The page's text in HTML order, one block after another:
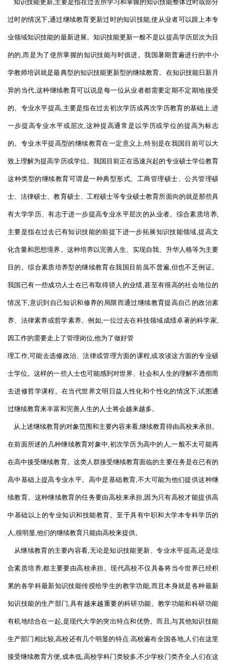
知识技能更新,主要是指在过去所学习和掌握的知识技能整体过时或部分
过时的情况下,通过继续教育更新过时的知识技能,使从业者可以跟上本专
业领域知识技能的最新进展。知识技能更新一般不是以提高学历层次为目
的的,而是为了使所掌握的知识技能与时俱进。我国暑期普遍进行的中小
学教师培训就是最典型的知识技能更新型的继续教育。在知识技能日新月
异的当代,这种继续教育可以说是每一位从业者都需要定期不定期地接受
的。专业水平提高,主要是指在过去初次学历或再次学历教育的基础上,进
一步提高专业水平或层次,这种提高通常是以学历或学位的提高为标志
的。专业水平提高型的继续教育在一定意义上,特别是在我国目前可以大
致上理解为提高学历或学位。我国目前正在迅速兴起的专业硕士学位教育
这种类型的继续教育可谓是一种典型形式。工商管理硕士、公共管理硕
士、法律硕士、教育硕士、工程硕士等专业硕士教育所面向的就是那些具
有大学学历、有志于进一步提高专业水平层次的从业者。综合素质培养,
主要是指在过去已有知识技能的前提下进一步拓展知识技能领域,提高文
化含量和思想境界。这种培养以完善人生、实现自我、升华人格等为主要
目的。综合素质培养型的继续教育在我国目前虽不普遍,但也不乏例证。
我国已有一些成功人士在已有取得骄人的业绩,甚至有很高的社会地位的
情况下,意识到自己知识和修养的局限而通过继续教育提高自己的政治素
养、法律素养或哲学素养。例如,一位过去在科技领域成绩卓著的科学家,
因工作的需要走上了管理岗位,他为了做好管
理工作,可能去选修政治、法律或管理方面的课程,或攻读这方面的专业硕
士学位。这样的一些人士也可能感到对世界、社会和人生的理解不透彻而
去进修哲学课程。在当代世界文明日益人性化和个性化的情况下,试图通
过继续教育来丰富和完善人生的人士将会越来越多。
从上述继续教育的对象范围和主要内容来看,继续教育得由高校来承担。
在前面所述的几种继续教育对象中,初次学历为高中的人,一般不太可能再
在高中接受继续教育。这类人群接受继续教育面临的主要任务是在已有的
高中基础上提高专业水平。高中是基础教育,不大可能为他们提供这种继
续教育。这种继续教育的任务要由高校来承担,因为只有高校才能提供高
中基础以上的专业知识和技能教育。至于具有中职和大学本专科学历的
人,很明显,他们的继续教育只能由高校来提供。
从继续教育的主要内容看,无论是知识技能更新、专业水平提高,还是综
合素质培养,都主要要由高校承担。现代高校不仅具备将当今世界已经积
累的各学科最新知识技能传授给学生的教学功能,而且本身就是各种最新
知识技能的生产部门,具有越来越重要的科研功能。教学功能和科研功能
有机地结合在一起,是现代大学的突出特点和优势。而且,与其他知识技能
生产部门相比较,高校还有几个明显的特点:高校遍布全国各地,人们在这里
接受继续教育方便,成本低;高校学科门类较多,不少学校门类齐全,人们在这